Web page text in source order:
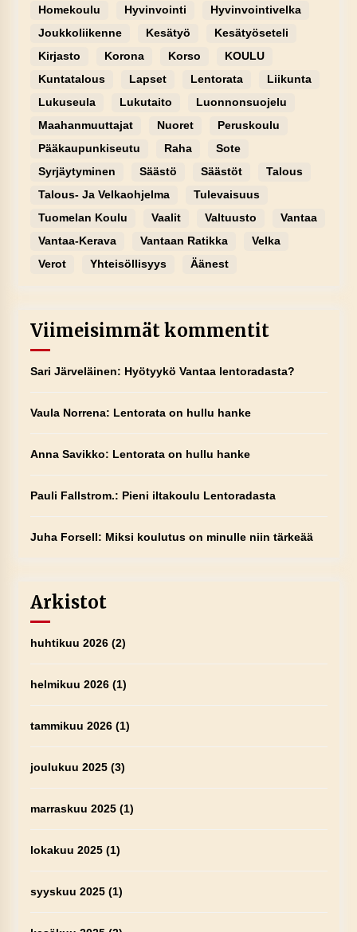
Homekoulu
Hyvinvointi
Hyvinvointivelka
Joukkoliikenne
Kesätyö
Kesätyöseteli
Kirjasto
Korona Korso
KOULU
Kuntatalous
Lapset Lentorata
Liikunta
Lukuseula
Lukutaito
Luonnonsuojelu
Maahanmuuttajat
Nuoret
Peruskoulu
Pääkaupunkiseutu
Raha
Sote
Syrjäytyminen
Säästö Säästöt
Talous
Talous- Ja Velkaohjelma
Tulevaisuus
Tuomelan Koulu
Vaalit Valtuusto
Vantaa
Vantaa-Kerava
Vantaan Ratikka
Velka
Verot
Yhteisöllisyys Äänest
Viimeisimmät kommentit
Sari Järveläinen: Hyötyykö Vantaa lentoradasta?
Vaula Norrena: Lentorata on hullu hanke
Anna Savikko: Lentorata on hullu hanke
Pauli Fallstrom.: Pieni iltakoulu Lentoradasta
Juha Forsell: Miksi koulutus on minulle niin tärkeää
Arkistot
huhtikuu 2026(2)
helmikuu 2026(1)
tammikuu 2026(1)
joulukuu 2025(3)
marraskuu 2025(1)
lokakuu 2025(1)
syyskuu 2025(1)